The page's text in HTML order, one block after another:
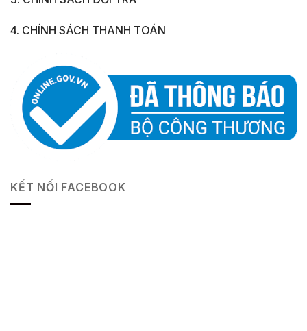
4. CHÍNH SÁCH THANH TOÁN
KẾT NỐI FACEBOOK